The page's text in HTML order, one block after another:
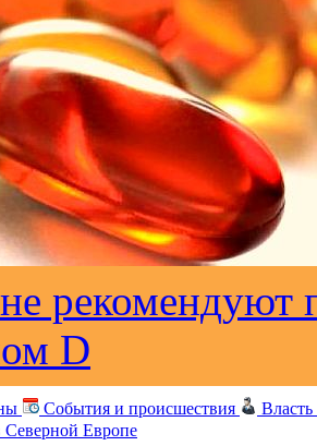
рекомендуют
D
События и происшествия
Европе